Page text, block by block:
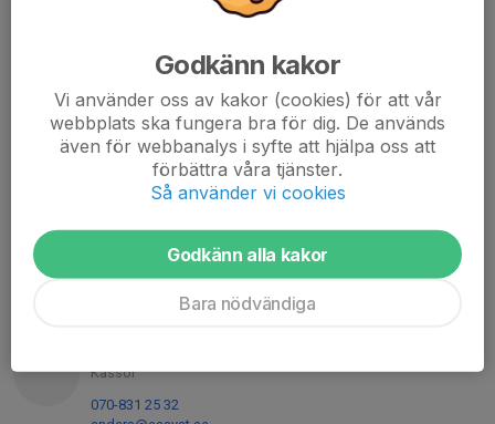
BANKGIRO
700-7933
Kontaktpersoner
Per Troein
E-post visas bara för inloggade
Kassör
070-831 25 32
Godkänn kakor
Vi använder oss av kakor (cookies) för att vår
webbplats ska fungera bra för dig. De används
även för webbanalys i syfte att hjälpa oss att
förbättra våra tjänster.
Så använder vi cookies
Godkänn alla kakor
Bara nödvändiga